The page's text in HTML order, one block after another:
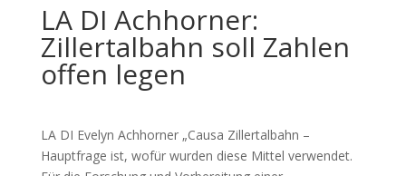
LA DI Achhorner:
Zillertalbahn soll Zahlen
offen legen
LA DI Evelyn Achhorner „Causa Zillertalbahn –
Hauptfrage ist, wofür wurden diese Mittel verwendet.